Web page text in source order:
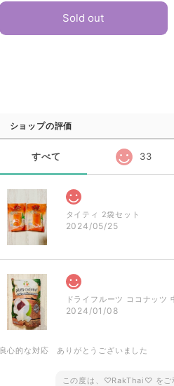
Sold out
ショップの評価
すべて 33
タイティ 2袋セット
2024/05/25
ドライフルーツ ココナッツ
2024/01/08
良心的な対応 ありがとうございました
この度は、♡RakThai♡ をご